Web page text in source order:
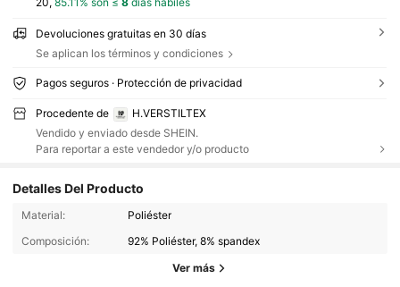
Devoluciones gratuitas en 30 días
Se aplican los términos y condiciones
Pagos seguros · Protección de privacidad
Procedente de
H.VERSTILTEX
Vendido y enviado desde SHEIN.
Para reportar a este vendedor y/o producto
Detalles Del Producto
Material:
Poliéster
Composición:
92% Poliéster, 8% spandex
Ver más
4.75 443 Seguidores